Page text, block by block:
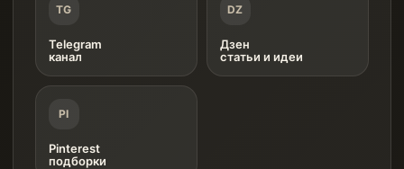
TG
Telegram
канал
DZ
Дзен
статьи и идеи
PI
Pinterest
подборки